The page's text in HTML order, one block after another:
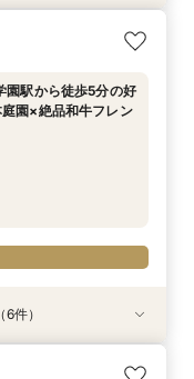
ステップ相談会◎挙
験♪常陸牛と旬のお魚
っくり伺い専属プラ
◎】会場案内＆相談
式＆会食Newプラ
みを解消！徹底比較
相談&試食×予算相談
！／憧れ花嫁体験×
園駅から徒歩5分の好
園×絶品和牛フレン
ステップ相談会◎挙
◎】会場案内＆相談
式＆会食Newプラ
相談&試食×予算相談
！／憧れ花嫁体験×
みを解消！*徹底比
件）